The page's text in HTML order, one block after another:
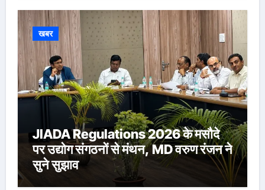
खबर
JIADA Regulations 2026 के मसौदे
पर उद्योग संगठनों से मंथन, MD वरुण रंजन ने
सुने सुझाव